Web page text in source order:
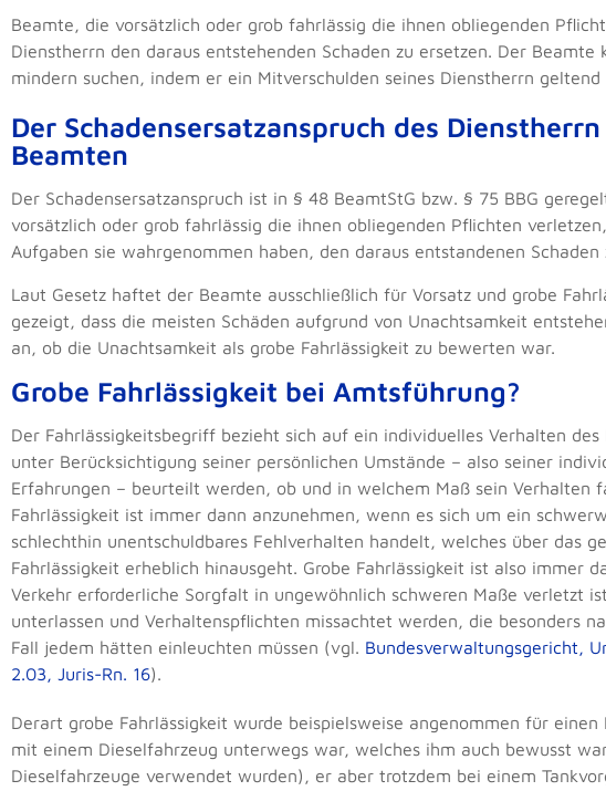
Beamte, die vorsätzlich oder grob fahrlässig die ihnen obliegenden
Dienstherrn den daraus entstehenden Schaden zu ersetzen. Der Beamte
mindern suchen, indem er ein Mitverschulden seines Dienstherrn geltend
Der Schadensersatzanspruch des
Beamten
Der Schadensersatzanspruch ist in § 48 BeamtStG bzw. § 75 BBG
vorsätzlich oder grob fahrlässig die ihnen obliegenden Pflichten
Aufgaben sie wahrgenommen haben, den daraus entstandenen Schaden
Laut Gesetz haftet der Beamte ausschließlich für Vorsatz und grobe
gezeigt, dass die meisten Schäden aufgrund von Unachtsamkeit
an, ob die Unachtsamkeit als grobe Fahrlässigkeit zu bewerten war.
Grobe Fahrlässigkeit bei Amtsführung?
Der Fahrlässigkeitsbegriff bezieht sich auf ein individuelles Verhalten des
unter Berücksichtigung seiner persönlichen Umstände – also seiner
Erfahrungen – beurteilt werden, ob und in welchem Maß sein Verhalten
Fahrlässigkeit ist immer dann anzunehmen, wenn es sich um ein
schlechthin unentschuldbares Fehlverhalten handelt, welches über das
Fahrlässigkeit erheblich hinausgeht. Grobe Fahrlässigkeit ist also immer
Verkehr erforderliche Sorgfalt in ungewöhnlich schweren Maße verletzt
unterlassen und Verhaltenspflichten missachtet werden, die besonders
Fall jedem hätten einleuchten müssen (vgl. Bundesverwaltungsgericht,
2.03, Juris-Rn. 16).
Derart grobe Fahrlässigkeit wurde beispielsweise angenommen für
mit einem Dieselfahrzeug unterwegs war, welches ihm auch bewusst
Dieselfahrzeuge verwendet wurden), er aber trotzdem bei einem